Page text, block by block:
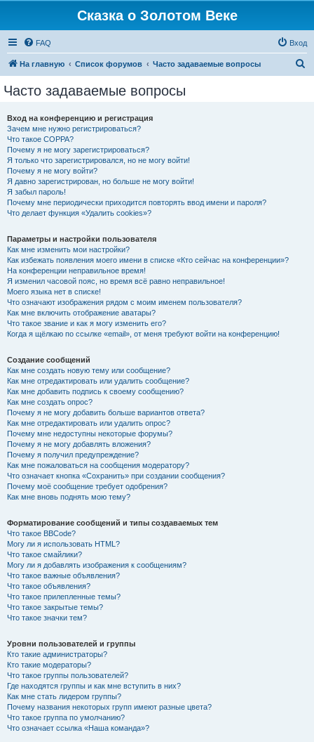
Сказка о Золотом Веке
FAQ Вход
На главную Список форумов Часто задаваемые вопросы
Часто задаваемые вопросы
Вход на конференцию и регистрация
Зачем мне нужно регистрироваться?
Что такое COPPA?
Почему я не могу зарегистрироваться?
Я только что зарегистрировался, но не могу войти!
Почему я не могу войти?
Я давно зарегистрирован, но больше не могу войти!
Я забыл пароль!
Почему мне периодически приходится повторять ввод имени и пароля?
Что делает функция «Удалить cookies»?
Параметры и настройки пользователя
Как мне изменить мои настройки?
Как избежать появления моего имени в списке «Кто сейчас на конференции»?
На конференции неправильное время!
Я изменил часовой пояс, но время всё равно неправильное!
Моего языка нет в списке!
Что означают изображения рядом с моим именем пользователя?
Как мне включить отображение аватары?
Что такое звание и как я могу изменить его?
Когда я щёлкаю по ссылке «email», от меня требуют войти на конференцию!
Создание сообщений
Как мне создать новую тему или сообщение?
Как мне отредактировать или удалить сообщение?
Как мне добавить подпись к своему сообщению?
Как мне создать опрос?
Почему я не могу добавить больше вариантов ответа?
Как мне отредактировать или удалить опрос?
Почему мне недоступны некоторые форумы?
Почему я не могу добавлять вложения?
Почему я получил предупреждение?
Как мне пожаловаться на сообщения модератору?
Что означает кнопка «Сохранить» при создании сообщения?
Почему моё сообщение требует одобрения?
Как мне вновь поднять мою тему?
Форматирование сообщений и типы создаваемых тем
Что такое BBCode?
Могу ли я использовать HTML?
Что такое смайлики?
Могу ли я добавлять изображения к сообщениям?
Что такое важные объявления?
Что такое объявления?
Что такое прилепленные темы?
Что такое закрытые темы?
Что такое значки тем?
Уровни пользователей и группы
Кто такие администраторы?
Кто такие модераторы?
Что такое группы пользователей?
Где находятся группы и как мне вступить в них?
Как мне стать лидером группы?
Почему названия некоторых групп имеют разные цвета?
Что такое группа по умолчанию?
Что означает ссылка «Наша команда»?